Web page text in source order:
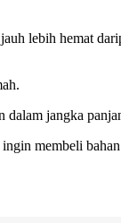
lebih hemat
dalam jangka
membeli